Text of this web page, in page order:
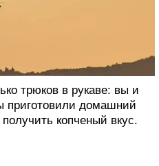
трюков в рукаве: вы и
приготовили домашний
копченый вкус.